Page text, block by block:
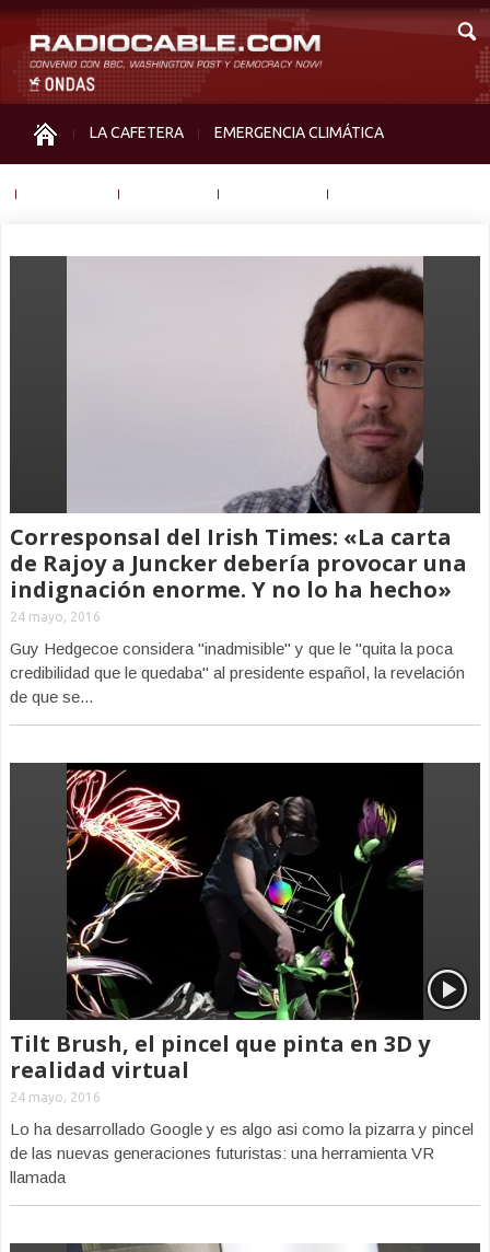
LA CAFETERA EMERGENCIA CLIMÁTICA
Corresponsal del Irish Times: «La carta
de Rajoy a Juncker debería provocar una
indignación enorme. Y no lo ha hecho»
24 mayo, 2016
Guy Hedgecoe considera "inadmisible" y que le "quita la poca
credibilidad que le quedaba" al presidente español, la revelación
de que se...
Tilt Brush, el pincel que pinta en 3D y
realidad virtual
24 mayo, 2016
Lo ha desarrollado Google y es algo asi como la pizarra y pincel
de las nuevas generaciones futuristas: una herramienta VR
llamada